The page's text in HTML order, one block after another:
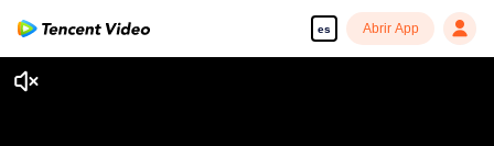
es Abrir App